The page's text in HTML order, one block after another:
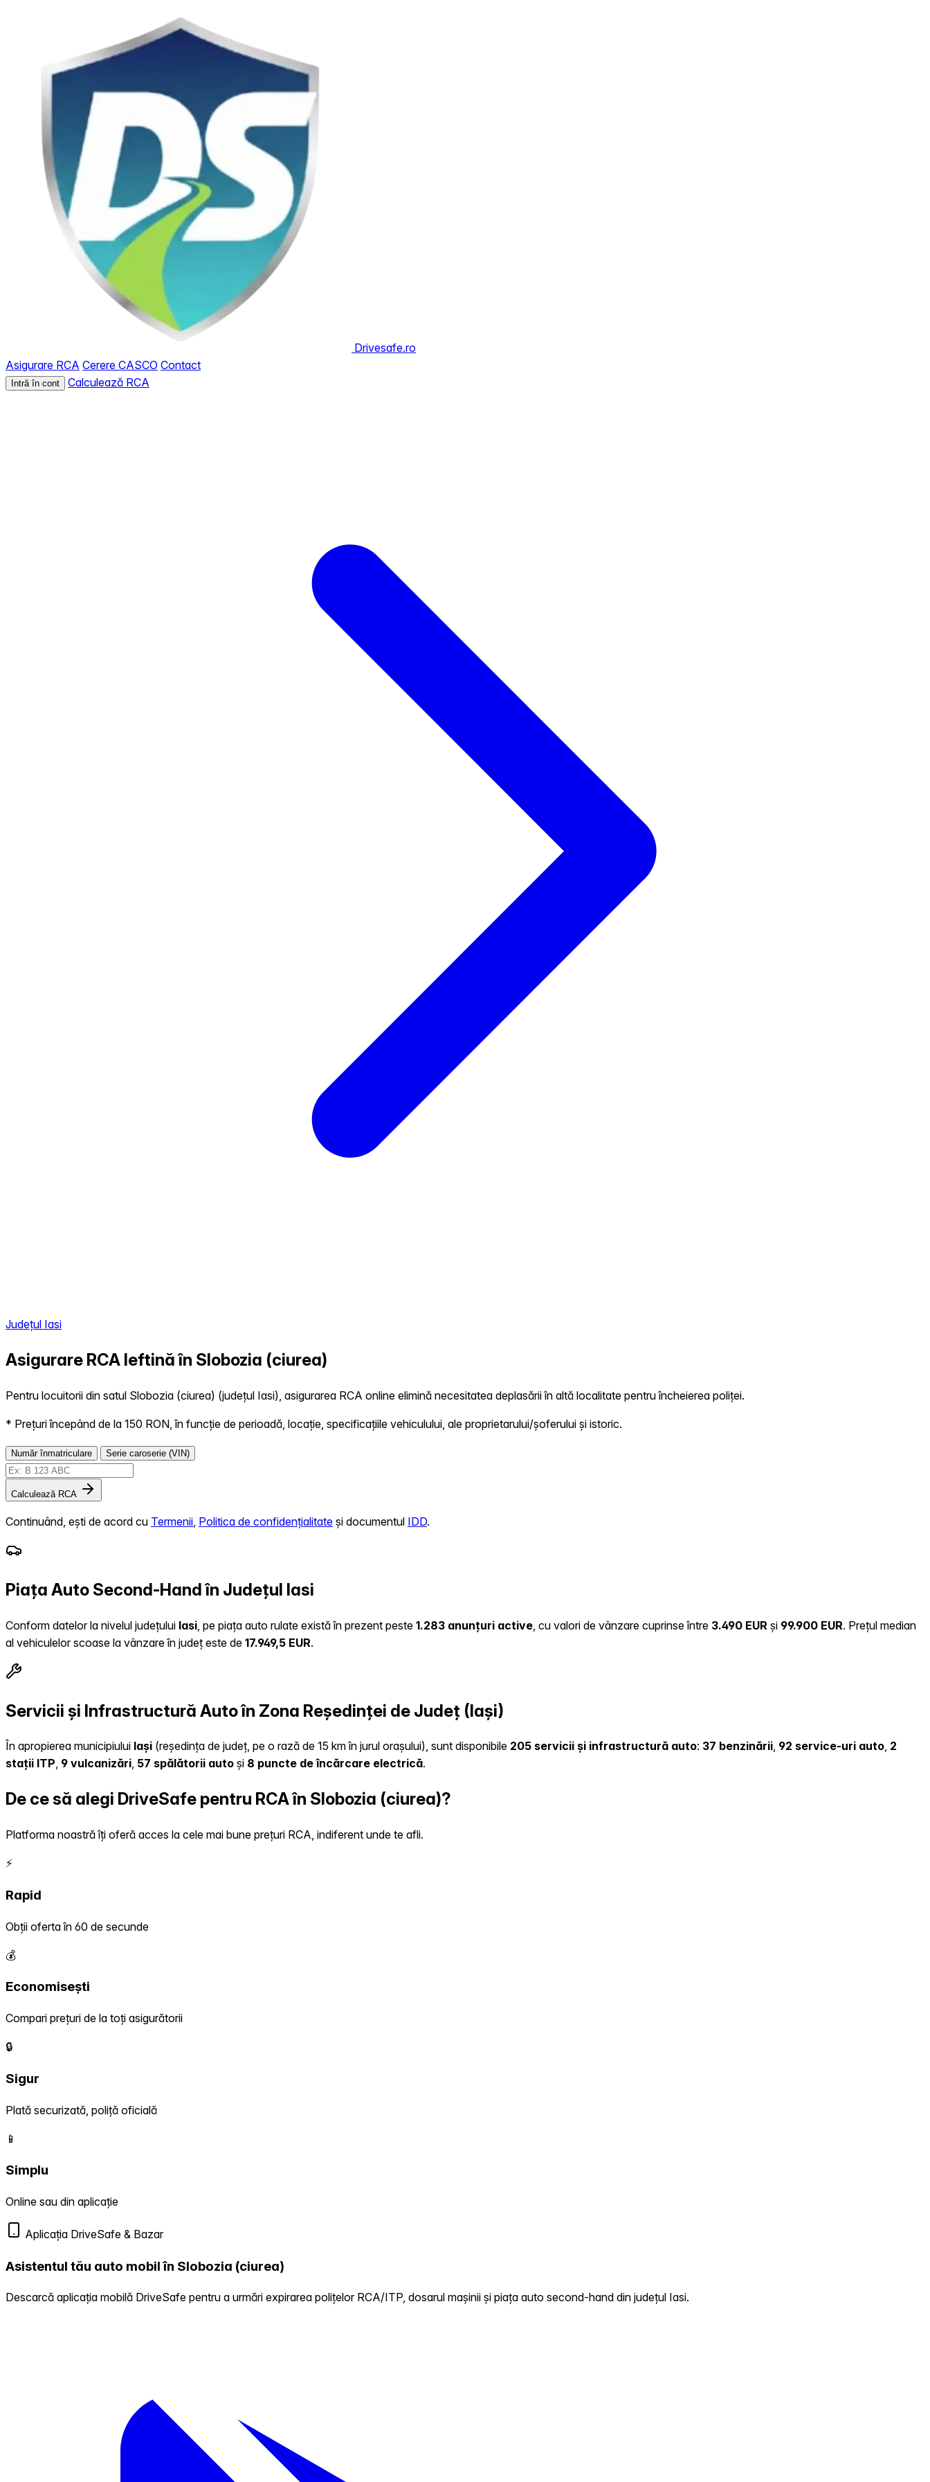
Drivesafe.ro
Asigurare RCA Cerere CASCO Contact
Intră în cont Calculează RCA
Județul Iasi
Asigurare RCA Ieftină în Slobozia (ciurea)
Pentru locuitorii din satul Slobozia (ciurea) (județul Iasi), asigurarea RCA online elimină necesitatea deplasării în altă localitate pentru încheierea poliței.
* Prețuri începând de la 150 RON, în funcție de perioadă, locație, specificațiile vehiculului, ale proprietarului/șoferului și istoric.
Număr înmatriculare Serie caroserie (VIN)
Calculează RCA
Continuând, ești de acord cu Termenii Politica de confidențialitate și documentul IDD.
Piața Auto Second-Hand în Județul Iasi
Conform datelor la nivelul județului Iasi , pe piața auto rulate există în prezent peste 1.283 anunțuri active , cu valori de vânzare cuprinse între 3.490 EUR și 99.900 EUR. Prețul median
al vehiculelor scoase la vânzare în județ este de 17.949,5 EUR.
Servicii și Infrastructură Auto în Zona Reședinței de Județ (Iași)
În apropierea municipiului Iași (reședința de județ, pe o rază de 15 km în jurul orașului), sunt disponibile 205 servicii și infrastructură auto: 37 benzinării, 92 service-uri auto, 2
stații ITP, 9 vulcanizări, 57 spălătorii auto și 8 puncte de încărcare electrică.
De ce să alegi DriveSafe pentru RCA în Slobozia (ciurea)?
Platforma noastră îți oferă acces la cele mai bune prețuri RCA, indiferent unde te afli.
⚡
Rapid
Obții oferta în 60 de secunde
💰
Economisești
Compari prețuri de la toți asigurătorii
🔒
Sigur
Plată securizată, poliță oficială
📱
Simplu
Online sau din aplicație
Aplicația DriveSafe & Bazar
Asistentul tău auto mobil în Slobozia (ciurea)
Descarcă aplicația mobilă DriveSafe pentru a urmări expirarea polițelor RCA/ITP, dosarul mașinii și piața auto second-hand din județul Iasi.